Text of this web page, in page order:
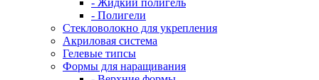
- Жидкий полигель
- Полигели
Стекловолокно для укрепления
Акриловая система
Гелевые типсы
Формы для наращивания